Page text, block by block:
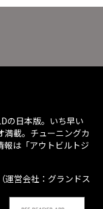
の日本版。いち早い
満載。チューニングカ
報は「アウトビルトジ
営会社：グランドス